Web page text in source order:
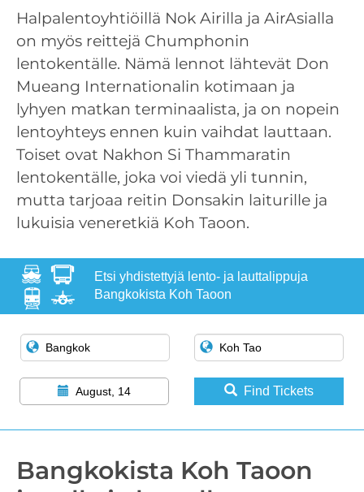
Halpalentoyhtiöillä Nok Airilla ja AirAsialla
on myös reittejä Chumphonin
lentokentälle. Nämä lennot lähtevät Don
Mueang Internationalin kotimaan ja
lyhyen matkan terminaalista, ja on nopein
lentoyhteys ennen kuin vaihdat lauttaan.
Toiset ovat Nakhon Si Thammaratin
lentokentälle, joka voi viedä yli tunnin,
mutta tarjoaa reitin Donsakin laiturille ja
lukuisia veneretkiä Koh Taoon.
Etsi yhdistettyjä lento- ja lauttalippuja
Bangkokista Koh Taoon
August, 14 Find Tickets
Bangkokista Koh Taoon